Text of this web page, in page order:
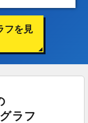
フを見
ラフ